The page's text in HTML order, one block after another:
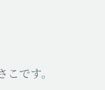
です。